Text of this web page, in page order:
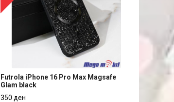
Futrola iPhone 16 Pro Max Magsafe
Futrola iPhone 16 Pro Max Magsafe
Glam black
350 ден